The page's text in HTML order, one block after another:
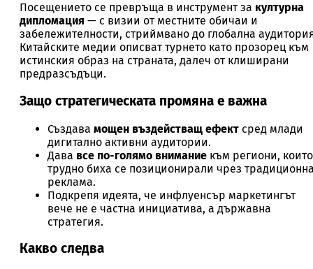
Посещението се превръща в инструмент за културна
дипломация — с визии от местните обичаи и
забележителности, стриймвано до глобална
Китайските медии описват турнето като прозорец към
истинския образ на страната, далеч от клиширани
предразсъдъци.
Защо стратегическата промяна е важна
Създава мощен въздействащ ефект сред млади
дигитално активни аудитории.
Дава все по-голямо внимание към региони, които
трудно биха се позиционирали чрез
реклама.
Подкрепя идеята, че инфлуенсър маркетингът
вече не е частна инициатива, а държавна
стратегия.
Какво следва